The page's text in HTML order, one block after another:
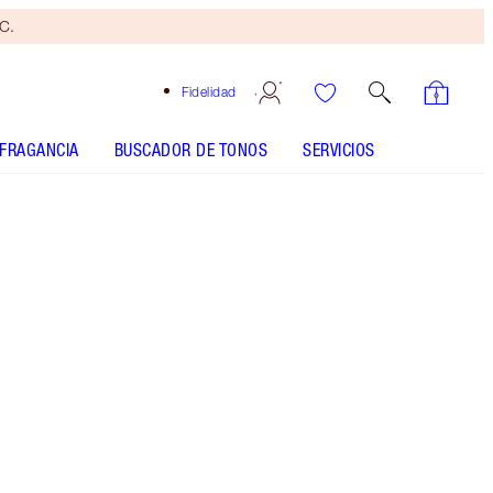
Fidelidad
FRAGANCIA BUSCADOR DE TONOS SERVICIOS